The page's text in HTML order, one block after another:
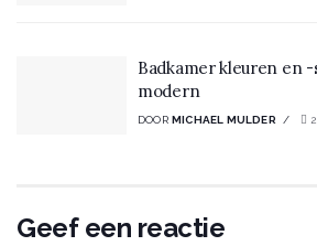
Badkamer kleuren en
modern
DOOR MICHAEL MULDER
Geef een reactie